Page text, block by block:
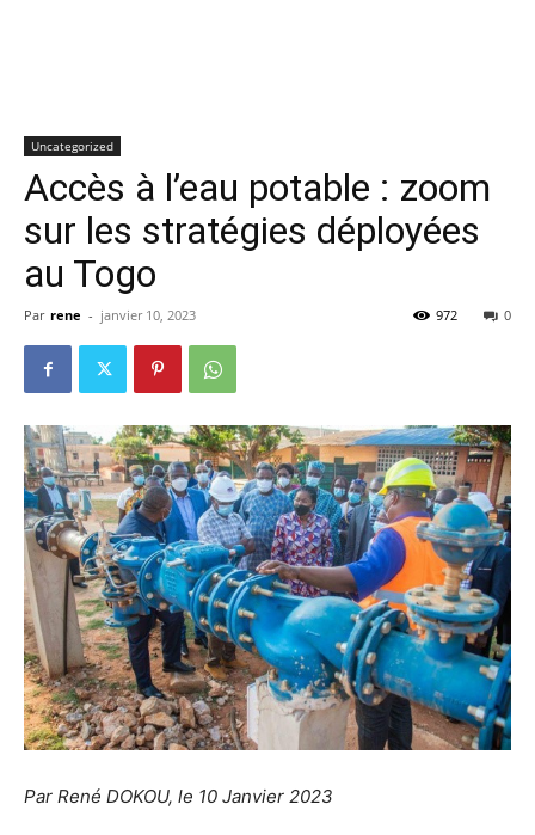
Uncategorized
Accès à l’eau potable : zoom
sur les stratégies déployées
au Togo
Par rene - janvier 10, 2023 0
972
Par René DOKOU, le 10 Janvier 2023